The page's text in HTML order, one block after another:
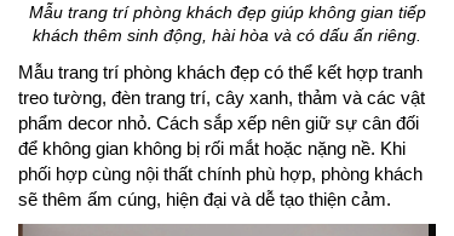
Mẫu trang trí phòng khách đẹp giúp không gian tiếp
khách thêm sinh động, hài hòa và có dấu ấn riêng.
Mẫu trang trí phòng khách đẹp có thể kết hợp tranh
treo tường, đèn trang trí, cây xanh, thảm và các vật
phẩm decor nhỏ. Cách sắp xếp nên giữ sự cân đối
để không gian không bị rối mắt hoặc nặng nề. Khi
phối hợp cùng nội thất chính phù hợp, phòng khách
sẽ thêm ấm cúng, hiện đại và dễ tạo thiện cảm.